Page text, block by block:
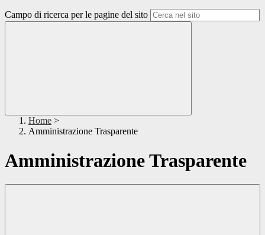
Campo di ricerca per le pagine del sito
Home >
Amministrazione Trasparente
Amministrazione Trasparente